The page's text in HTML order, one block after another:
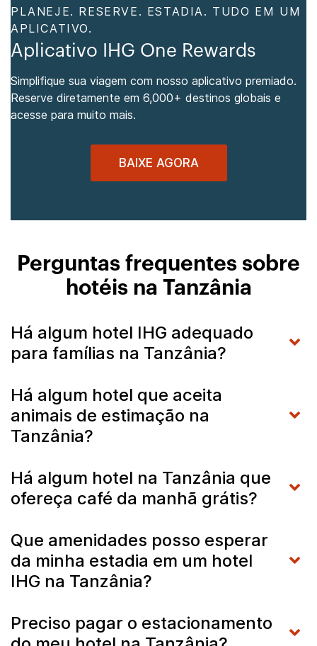
PLANEJE. RESERVE. ESTADIA. TUDO EM UM
APLICATIVO.
Aplicativo IHG One Rewards
Simplifique sua viagem com nosso aplicativo premiado.
Reserve diretamente em 6,000+ destinos globais e
acesse para muito mais.
BAIXE AGORA
Perguntas frequentes sobre
hotéis na Tanzânia
Há algum hotel IHG adequado
para famílias na Tanzânia?
Há algum hotel que aceita
animais de estimação na
Tanzânia?
Há algum hotel na Tanzânia que
ofereça café da manhã grátis?
Que amenidades posso esperar
da minha estadia em um hotel
IHG na Tanzânia?
Preciso pagar o estacionamento